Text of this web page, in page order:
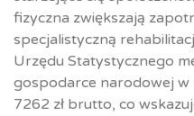
fizyczna zwiększają
specjalistyczną
Urzędu Statystycznego
gospodarce narodowej w
7262 zł brutto, co